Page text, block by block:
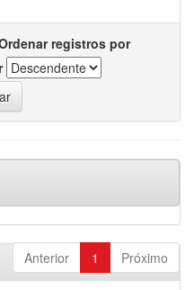
registros por
Anterior 1 Próximo